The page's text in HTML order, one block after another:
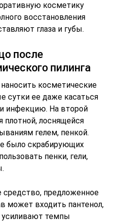
косметику
восстановления
глаза и губы.
после
пилинга
косметические
сутки ее даже касаться
инфекцию. На второй
плотной, лоснящейся
гелем, пенкой.
было скрабирующих
пенки, гели,
средство, предложенное
может входить пантенол,
усиливают темпы